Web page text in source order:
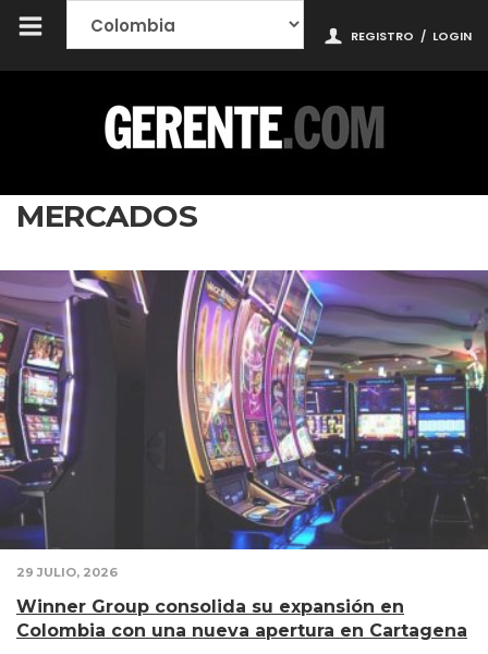
REGISTRO / LOGIN
MERCADOS
29 JULIO, 2026
Winner Group consolida su expansión en
Colombia con una nueva apertura en Cartagena